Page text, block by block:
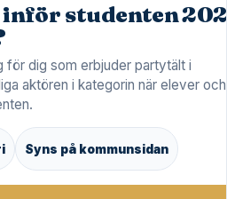
inför studenten
för dig som erbjuder partytält i
aktören i kategorin när elever och
Syns på kommunsidan